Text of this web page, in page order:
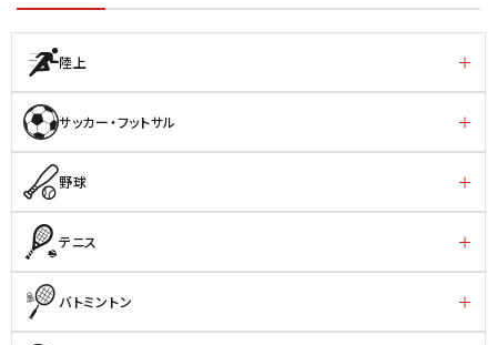
陸上
サッカー・フットサル
野球
テニス
バトミントン